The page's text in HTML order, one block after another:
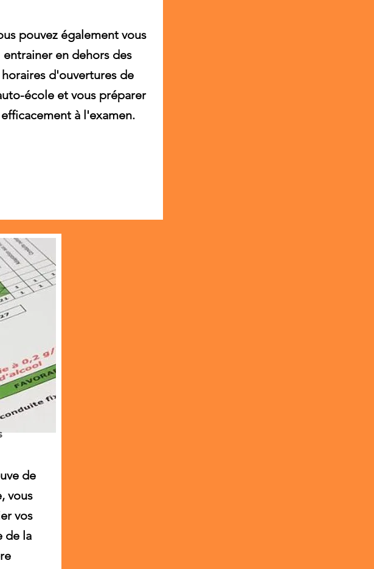
pouvez également vous
entrainer en dehors des
horaires d'ouvertures de
école et vous préparer
efficacement à l'examen.
de
vous
vos
de la